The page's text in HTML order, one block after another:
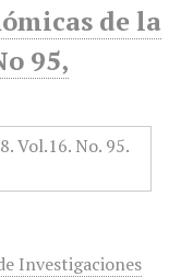
de la
95,
Investigaciones